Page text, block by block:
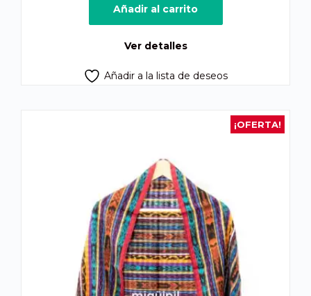
original
era:
es:
Añadir al carrito
Ver detalles
Añadir a la lista de deseos
¡OFERTA!